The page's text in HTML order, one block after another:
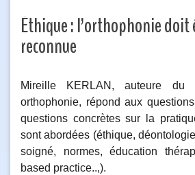
Éthique : l’orthophonie
reconnue
Mireille KERLAN, auteure du
orthophonie, répond aux
questions concrètes sur la
sont abordées (éthique,
soigné, normes, éducation
based practice..,).